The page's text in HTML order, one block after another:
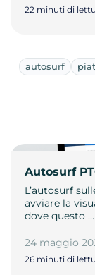
22 minuti di
autosurf
Autosurf
L’autosurf
avviare la
dove questo …
24 maggio
26 minuti di